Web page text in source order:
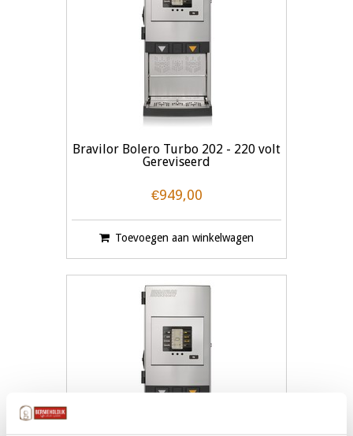
Bravilor Bolero Turbo 202 - 220 volt
Gereviseerd
€949,00
Toevoegen aan winkelwagen